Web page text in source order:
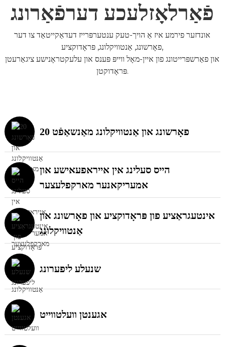
פֿאַרלאָזלעכע דערפֿאַרונג
אונדזער פירמע איז אַ הויך-טעק ענטערפּרייז דעדאַקייטאַד צו דער
פאָרשונג, אַנטוויקלונג, פּראָדוקציע,
און פאַרשפּרייטונג פון איין-מאָל ווייפּ פּענס און עלעקטראָנישע ציגאַרעטן
פּראָדוקטן.
20 פאָרשונג און אַנטוויקלונג מאַנשאַפֿט
הייס סעלינג אין אייראפעאישע און
אמעריקאנער מארקפלעצער
אינטעגראַציע פון ​​פּראָדוקציע און פאָרשונג און
אַנטוויקלונג
שנעלע ליפערונג
אגענטן וועלטווייט